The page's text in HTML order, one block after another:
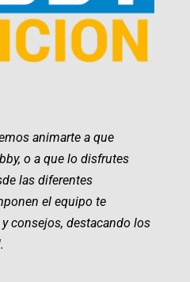
animarte a que
o a que lo disfrutes
las diferentes
el equipo te
consejos, destacando los